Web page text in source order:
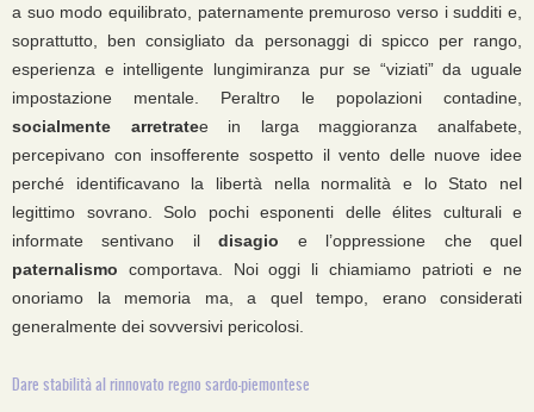
a suo modo equilibrato, paternamente premuroso verso i sudditi e,
soprattutto, ben consigliato da personaggi di spicco per rango,
esperienza e intelligente lungimiranza pur se “viziati” da uguale
impostazione mentale. Peraltro le popolazioni contadine,
socialmente arretratee in larga maggioranza analfabete,
percepivano con insofferente sospetto il vento delle nuove idee
perché identificavano la libertà nella normalità e lo Stato nel
legittimo sovrano. Solo pochi esponenti delle élites culturali e
informate sentivano ildisagio e l’oppressione che quel
paternalismo comportava. Noi oggi li chiamiamo patrioti e ne
onoriamo la memoria ma, a quel tempo, erano considerati
generalmente dei sovversivi pericolosi.
Dare stabilità al rinnovato regno sardo-piemontese